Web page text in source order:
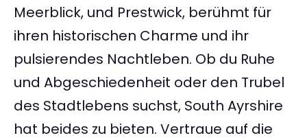
Meerblick, und Prestwick, berühmt für
ihren historischen Charme und ihr
pulsierendes Nachtleben. Ob du Ruhe
und Abgeschiedenheit oder den Trubel
des Stadtlebens suchst, South Ayrshire
hat beides zu bieten. Vertraue auf die